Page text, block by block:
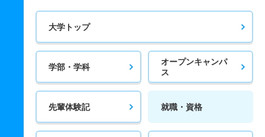
大学トップ
学部・学科
オープンキャンパ
ス
先輩体験記 就職・資格